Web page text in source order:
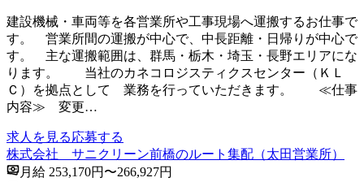
建設機械・車両等を各営業所や工事現場へ運搬するお仕事で
す。 営業所間の運搬が中心で、中長距離・日帰りが中心で
す。 主な運搬範囲は、群馬・栃木・埼玉・長野エリアにな
ります。 当社のカネコロジスティクスセンター（ＫＬ
Ｃ）を拠点として 業務を行っていただきます。 ≪仕事
内容≫ 変更…
求人を見る応募する
株式会社 サニクリーン前橋のルート集配（太田営業所）
月給 253,170円〜266,927円